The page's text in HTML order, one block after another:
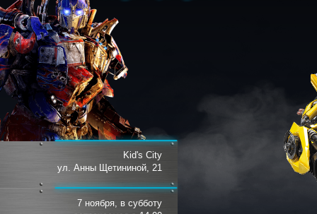
Kid's City
ул. Анны Щетининой, 21
7 ноября, в субботу